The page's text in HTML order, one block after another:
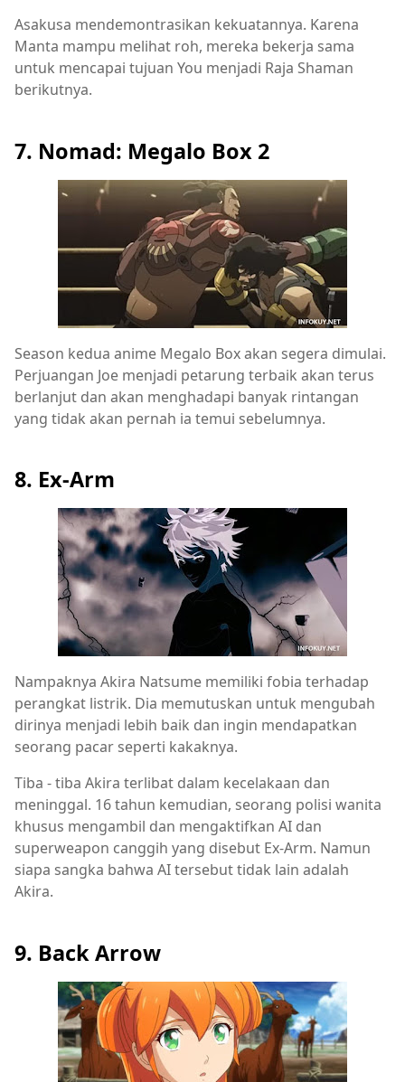
Asakusa mendemontrasikan kekuatannya. Karena
Manta mampu melihat roh, mereka bekerja sama
untuk mencapai tujuan You menjadi Raja Shaman
berikutnya.
7. Nomad: Megalo Box 2
Season kedua anime Megalo Box akan segera dimulai.
Perjuangan Joe menjadi petarung terbaik akan terus
berlanjut dan akan menghadapi banyak rintangan
yang tidak akan pernah ia temui sebelumnya.
8. Ex-Arm
Nampaknya Akira Natsume memiliki fobia terhadap
perangkat listrik. Dia memutuskan untuk mengubah
dirinya menjadi lebih baik dan ingin mendapatkan
seorang pacar seperti kakaknya.
Tiba - tiba Akira terlibat dalam kecelakaan dan
meninggal. 16 tahun kemudian, seorang polisi wanita
khusus mengambil dan mengaktifkan AI dan
superweapon canggih yang disebut Ex-Arm. Namun
siapa sangka bahwa AI tersebut tidak lain adalah
Akira.
9. Back Arrow